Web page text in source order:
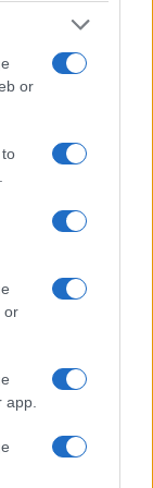
or
or
tra cui il
il rotore
di targa
, a velocità
basato sulla
della
Il prototipo
campo
per tutti gli
in prima
quindi il